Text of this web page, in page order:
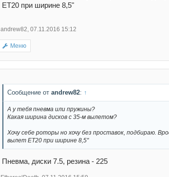
ET20 при ширине 8,5"
andrew82 07.11.2016 15:12
Меню
Сообщение от andrew82: ↑
А у тебя пневма или пружины?
Какая ширина дисков с 35-м вылетом?
Хочу себе роторы но хочу без проставок, подбираю.
вылет ET20 при ширине 8,5"
Пневма, диски 7.5, резина - 225